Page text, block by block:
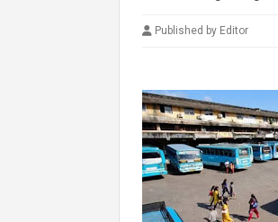
Published by Editor